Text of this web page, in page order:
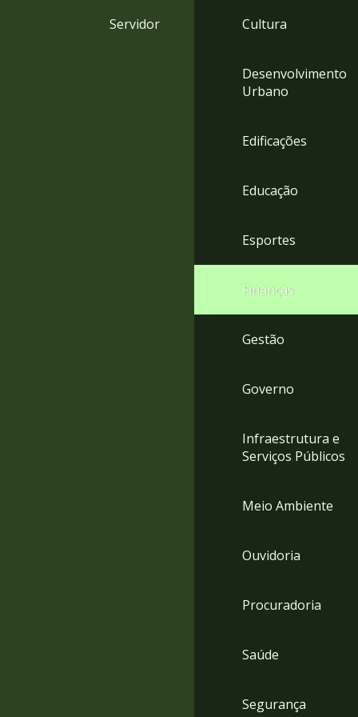
Servidor Cultura
Desenvolvimento
Urbano
Edificações
Educação
Esportes
Finanças
Gestão
Governo
Infraestrutura e
Serviços Públicos
Meio Ambiente
Ouvidoria
Procuradoria
Saúde
Segurança